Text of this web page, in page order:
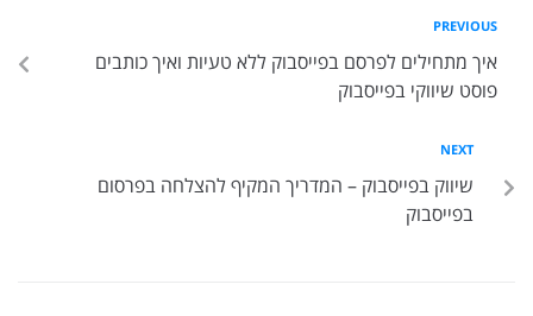
PREVIOUS
איך מתחילים לפרסם בפייסבוק ללא טעיות ואיך כותבים
פוסט שיווקי בפייסבוק
NEXT
שיווק בפייסבוק – המדריך המקיף להצלחה בפרסום
בפייסבוק